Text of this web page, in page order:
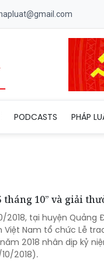
PODCASTS PHÁP
10” và giải
2018, tại huyện
Việt Nam tổ chức Lễ
2018 nhân dịp kỷ
10/2018).